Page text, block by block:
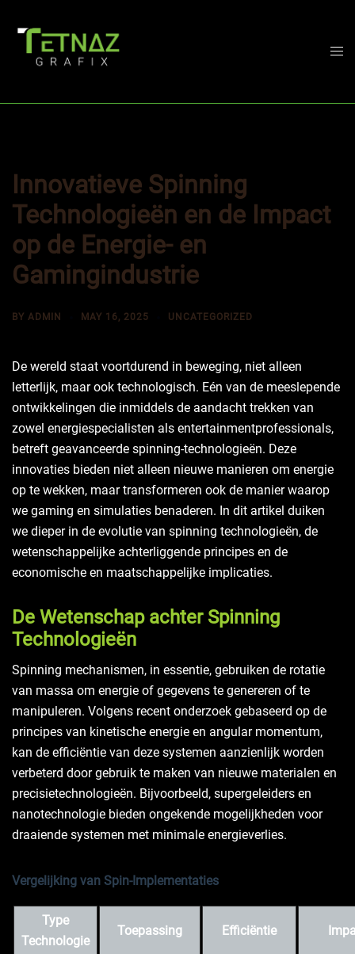
content
Innovatieve Spinning
Technologieën en de Impact
op de Energie- en
Gamingindustrie
BY ADMIN MAY 16, 2025 UNCATEGORIZED
De wereld staat voortdurend in beweging, niet alleen
letterlijk, maar ook technologisch. Eén van de meeslepende
ontwikkelingen die inmiddels de aandacht trekken van
zowel energiespecialisten als entertainmentprofessionals,
betreft geavanceerde spinning-technologieën. Deze
innovaties bieden niet alleen nieuwe manieren om energie
op te wekken, maar transformeren ook de manier waarop
we gaming en simulaties benaderen. In dit artikel duiken
we dieper in de evolutie van spinning technologieën, de
wetenschappelijke achterliggende principes en de
economische en maatschappelijke implicaties.
De Wetenschap achter Spinning
Technologieën
Spinning mechanismen, in essentie, gebruiken de rotatie
van massa om energie of gegevens te genereren of te
manipuleren. Volgens recent onderzoek gebaseerd op de
principes van kinetische energie en angular momentum,
kan de efficiëntie van deze systemen aanzienlijk worden
verbeterd door gebruik te maken van nieuwe materialen en
precisietechnologieën. Bijvoorbeeld, supergeleiders en
nanotechnologie bieden ongekende mogelijkheden voor
draaiende systemen met minimale energieverlies.
Vergelijking van Spin-Implementaties
Type
Technologie
Toepassing Efficiëntie